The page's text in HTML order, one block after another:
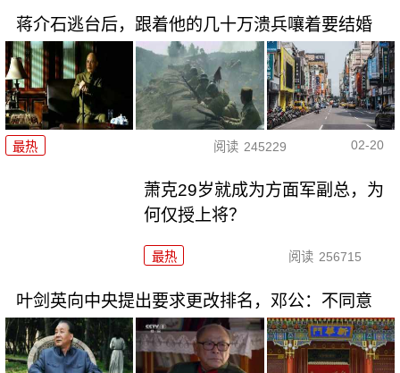
蒋介石逃台后，跟着他的几十万溃兵嚷着要结婚
最热 阅读 245229 02-20
萧克29岁就成为方面军副总，为
何仅授上将？
最热 阅读 256715
叶剑英向中央提出要求更改排名，邓公：不同意